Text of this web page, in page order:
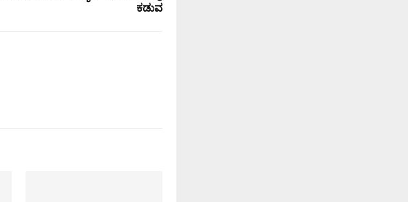
ಕಡುವ